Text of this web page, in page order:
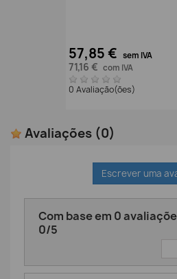
57,85 € sem IVA
71,16 € com IVA
0 Avaliação(ões)
Avaliações (0)
Escrever uma
Com base em 0
0/5